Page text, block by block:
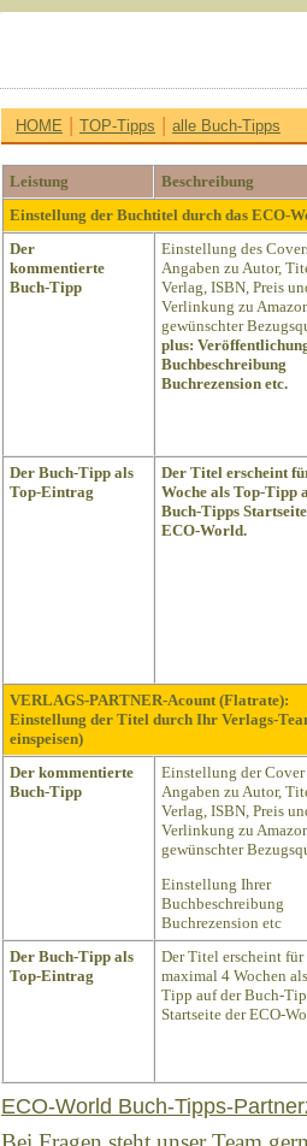
HOME | TOP-Tipps | alle Buch-Tipps
Leistung
Beschreibung
Einstellung der Buchtitel durch das ECO-
Der
kommentierte
Buch-Tipp
Einstellung des
Angaben zu Autor,
Verlag, ISBN, Preis
Verlinkung zu
gewünschter
plus:
Buchbeschreibung
Buchrezension etc.
Der Buch-Tipp als
Top-Eintrag
Der Titel erscheint
Woche als Top-Tipp
Buch-Tipps
ECO-World.
VERLAGS-PARTNER-Acount (Flatrate):
Einstellung der Titel durch Ihr Verlags-
einspeisen)
Der kommentierte
Buch-Tipp
Einstellung der
Angaben zu Autor,
Verlag, ISBN, Preis
Verlinkung zu
gewünschter
Einstellung Ihrer
Buchbeschreibung
Buchrezension etc
Der Buch-Tipp als
Top-Eintrag
Der Titel erscheint für
maximal 4 Wochen
Tipp auf der Buch-
Startseite der ECO-
ECO-World Buch-Tipps-